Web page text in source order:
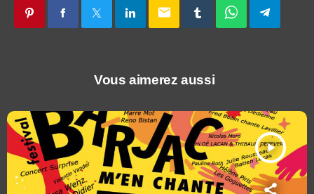
email
Vous aimerez aussi
play_arrow